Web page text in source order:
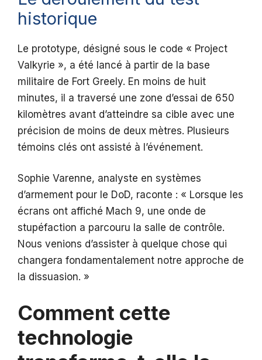
historique
Le prototype, désigné sous le code « Project
Valkyrie », a été lancé à partir de la base
militaire de Fort Greely. En moins de huit
minutes, il a traversé une zone d’essai de 650
kilomètres avant d’atteindre sa cible avec une
précision de moins de deux mètres. Plusieurs
témoins clés ont assisté à l’événement.
Sophie Varenne, analyste en systèmes
d’armement pour le DoD, raconte : « Lorsque les
écrans ont affiché Mach 9, une onde de
stupéfaction a parcouru la salle de contrôle.
Nous venions d’assister à quelque chose qui
changera fondamentalement notre approche de
la dissuasion. »
Comment cette
technologie